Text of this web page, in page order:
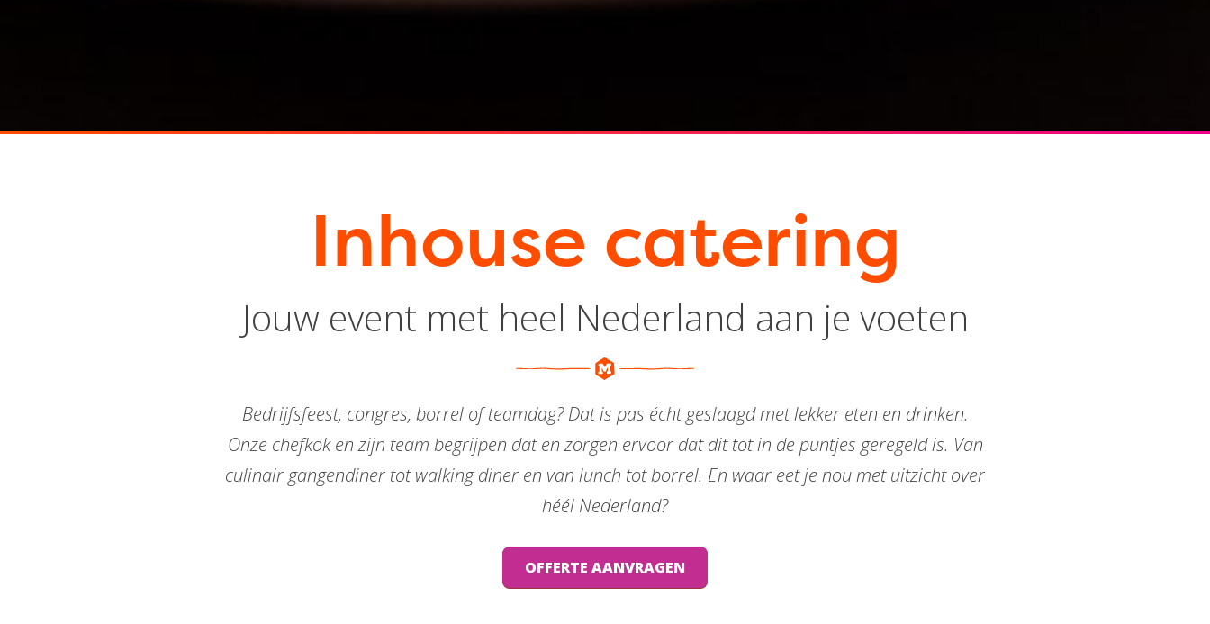
Inhouse catering
Jouw event met heel Nederland aan je voeten
Bedrijfsfeest, congres, borrel of teamdag? Dat is pas écht geslaagd met lekker eten en drinken.
Onze chefkok en zijn team begrijpen dat en zorgen ervoor dat dit tot in de puntjes geregeld is. Van
culinair gangendiner tot walking diner en van lunch tot borrel. En waar eet je nou met uitzicht over
héél Nederland?
OFFERTE AANVRAGEN